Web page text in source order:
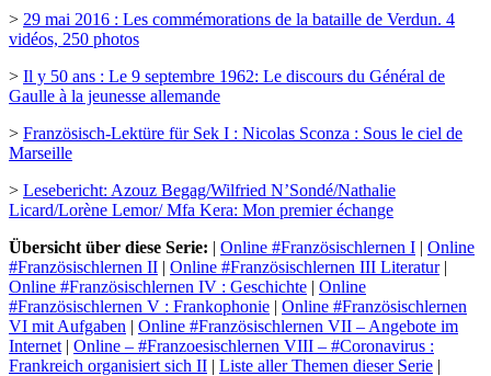
> 29 mai 2016 : Les commémorations de la bataille de Verdun. 4
vidéos, 250 photos
> Il y 50 ans : Le 9 septembre 1962: Le discours du Général de
Gaulle à la jeunesse allemande
> Französisch-Lektüre für Sek I : Nicolas Sconza : Sous le ciel de
Marseille
> Lesebericht: Azouz Begag/Wilfried N’Sondé/Nathalie
Licard/Lorène Lemor/ Mfa Kera: Mon premier échange
Übersicht über diese Serie: | Online #Französischlernen I | Online
#Französischlernen II | Online #Französischlernen III Literatur|
Online #Französischlernen IV : Geschichte | Online
#Französischlernen V : Frankophonie | Online #Französischlernen
VI mit Aufgaben | Online #Französischlernen VII – Angebote im
Internet | Online – #Franzoesischlernen VIII – #Coronavirus :
Frankreich organisiert sich II | Liste aller Themen dieser Serie |